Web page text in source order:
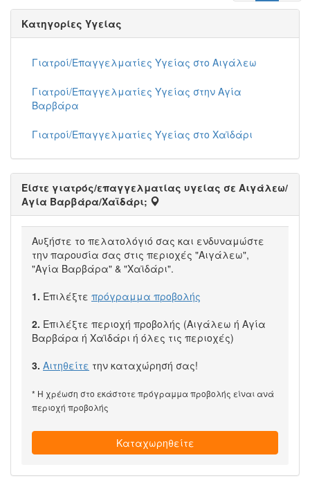
Κατηγορίες Υγείας
Γιατροί/Επαγγελματίες Υγείας στο Αιγάλεω
Γιατροί/Επαγγελματίες Υγείας στην Αγία
Βαρβάρα
Γιατροί/Επαγγελματίες Υγείας στο Χαϊδάρι
Είστε γιατρός/επαγγελματίας υγείας σε Αιγάλεω/
Αγία Βαρβάρα/Χαϊδάρι;
Αυξήστε το πελατολόγιό σας και ενδυναμώστε
την παρουσία σας στις περιοχές "Αιγάλεω",
"Αγία Βαρβάρα" & "Χαϊδάρι".
1. Επιλέξτε πρόγραμμα προβολής
2. Επιλέξτε περιοχή προβολής (Αιγάλεω ή Αγία
Βαρβάρα ή Χαϊδάρι ή όλες τις περιοχές)
3. Αιτηθείτε την καταχώρησή σας!
* Η χρέωση στο εκάστοτε πρόγραμμα προβολής είναι ανά
περιοχή προβολής
Καταχωρηθείτε